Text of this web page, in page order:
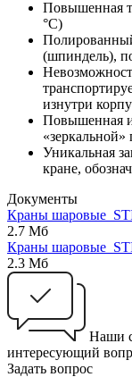
Повышенная
°С)
(шпиндель),
изнутри
Повышенная
Уникальная
кране,
Документы
Краны
2.7 Мб
Краны
2.3 Мб
Наши
интересующий
Задать вопрос